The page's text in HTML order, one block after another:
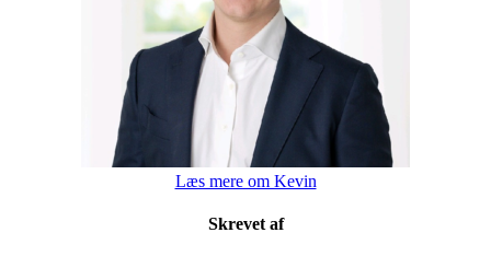
Læs mere om Kevin
Skrevet af